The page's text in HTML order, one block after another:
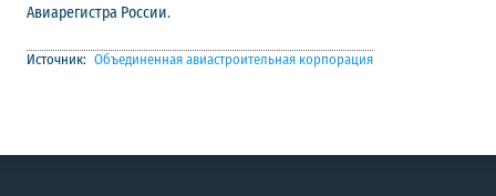
Авиарегистра России.
Источник: Объединенная авиастроительная корпорация